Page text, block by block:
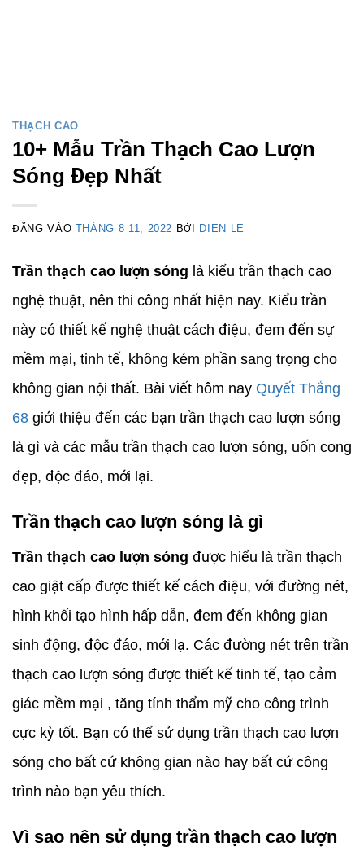
THẠCH CAO
10+ Mẫu Trần Thạch Cao Lượn
Sóng Đẹp Nhất
ĐĂNG VÀO THÁNG 8 11, 2022 BỞI DIEN LE
Trần thạch cao lượn sóng là kiểu trần thạch cao
nghệ thuật, nên thi công nhất hiện nay. Kiểu trần
này có thiết kế nghệ thuật cách điệu, đem đến sự
mềm mại, tinh tế, không kém phần sang trọng cho
không gian nội thất. Bài viết hôm nay Quyết Thắng
68 giới thiệu đến các bạn trần thạch cao lượn sóng
là gì và các mẫu trần thạch cao lượn sóng, uốn cong
đẹp, độc đáo, mới lại.
Trần thạch cao lượn sóng là gì
Trần thạch cao lượn sóng được hiểu là trần thạch
cao giật cấp được thiết kế cách điệu, với đường nét,
hình khối tạo hình hấp dẫn, đem đến không gian
sinh động, độc đáo, mới lạ. Các đường nét trên trần
thạch cao lượn sóng được thiết kế tinh tế, tạo cảm
giác mềm mại , tăng tính thẩm mỹ cho công trình
cực kỳ tốt. Bạn có thể sử dụng trần thạch cao lượn
sóng cho bất cứ không gian nào hay bất cứ công
trình nào bạn yêu thích.
Vì sao nên sử dụng trần thạch cao lượn